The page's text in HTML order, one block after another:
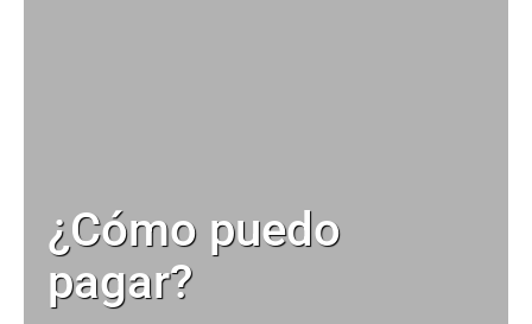
¿Cómo puedo
pagar?